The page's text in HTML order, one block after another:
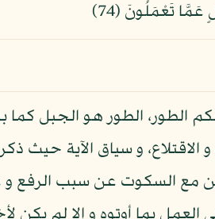
عَمَّا تَعْمَلُونَ (74)
الطور، الطور هو الجبل كما
و الاقتلاع، و سياق الآية حيث
مع السكوت عن سبب الرفع و